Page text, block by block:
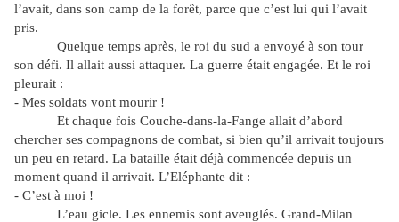
l’avait, dans son camp de la forêt, parce que c’est lui qui l’avait
pris.
Quelque temps après, le roi du sud a envoyé à son tour
son défi. Il allait aussi attaquer. La guerre était engagée. Et le roi
pleurait :
- Mes soldats vont mourir !
Et chaque fois Couche-dans-la-Fange allait d’abord
chercher ses compagnons de combat, si bien qu’il arrivait toujours
un peu en retard. La bataille était déjà commencée depuis un
moment quand il arrivait. L’Eléphante dit :
- C’est à moi !
L’eau gicle. Les ennemis sont aveuglés. Grand-Milan